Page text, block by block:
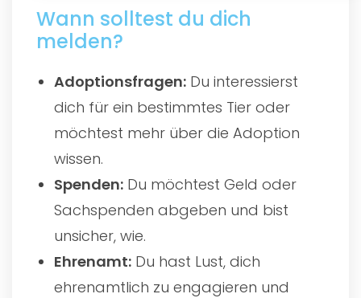
Wann solltest du dich
melden?
Adoptionsfragen: Du interessierst
dich für ein bestimmtes Tier oder
möchtest mehr über die Adoption
wissen.
Spenden: Du möchtest Geld oder
Sachspenden abgeben und bist
unsicher, wie.
Ehrenamt: Du hast Lust, dich
ehrenamtlich zu engagieren und